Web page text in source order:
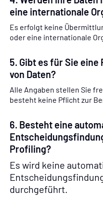
eine internationale
Es erfolgt keine
oder eine internationale
5. Gibt es für Sie
von Daten?
Alle Angaben stellen Sie
besteht keine Pflicht zur
6. Besteht eine
Profiling?
Es wird keine
durchgeführt.